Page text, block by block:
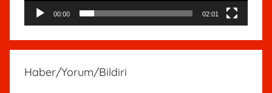
00:00 02:01
Haber/Yorum/Bildiri